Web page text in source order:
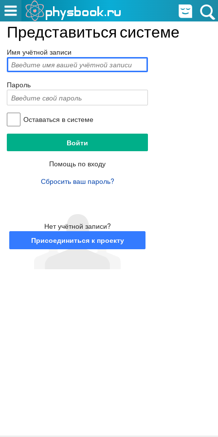
Представиться системе
Имя учётной записи
Пароль
Оставаться в системе
Помощь по входу
Сбросить ваш пароль?
Нет учётной записи?
Присоединиться к проекту